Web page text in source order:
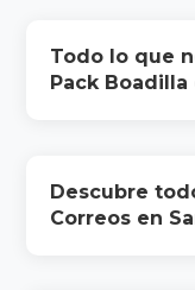
Todo lo que
Pack
Descubre
Correos en